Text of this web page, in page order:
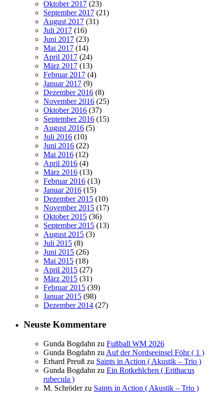
Oktober 2017 (23)
September 2017 (21)
August 2017 (31)
Juli 2017 (16)
Juni 2017 (23)
Mai 2017 (14)
April 2017 (24)
März 2017 (13)
Februar 2017 (4)
Januar 2017 (9)
Dezember 2016 (8)
November 2016 (25)
Oktober 2016 (37)
September 2016 (15)
August 2016 (5)
Juli 2016 (10)
Juni 2016 (22)
Mai 2016 (12)
April 2016 (4)
März 2016 (13)
Februar 2016 (13)
Januar 2016 (15)
Dezember 2015 (10)
November 2015 (17)
Oktober 2015 (36)
September 2015 (13)
August 2015 (3)
Juli 2015 (8)
Juni 2015 (26)
Mai 2015 (18)
April 2015 (27)
März 2015 (31)
Februar 2015 (39)
Januar 2015 (98)
Dezember 2014 (27)
Neuste Kommentare
Gunda Bogdahn zu Fußball WM 2026
Gunda Bogdahn zu Auf der Nordseeinsel Föhr ( 1 )
Erhard Preuß zu Saints in Action ( Akustik – Trio )
Gunda Bogdahn zu Ein Rotkehlchen ( Erithacus
rubecula )
M. Schröderzu Saints in Action ( Akustik – Trio )